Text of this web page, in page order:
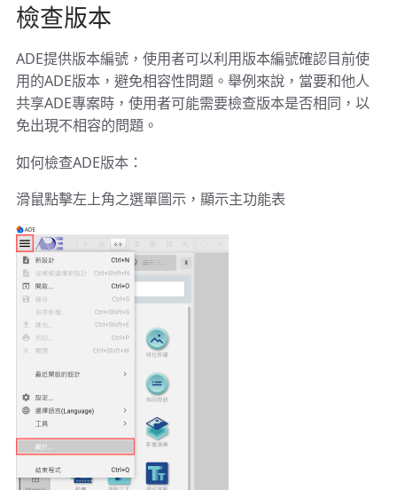
檢查版本
ADE提供版本編號，使用者可以利用版本編號確認目前使
用的ADE版本，避免相容性問題。舉例來說，當要和他人
共享ADE專案時，使用者可能需要檢查版本是否相同，以
免出現不相容的問題。
如何檢查ADE版本：
滑鼠點擊左上角之選單圖示，顯示主功能表